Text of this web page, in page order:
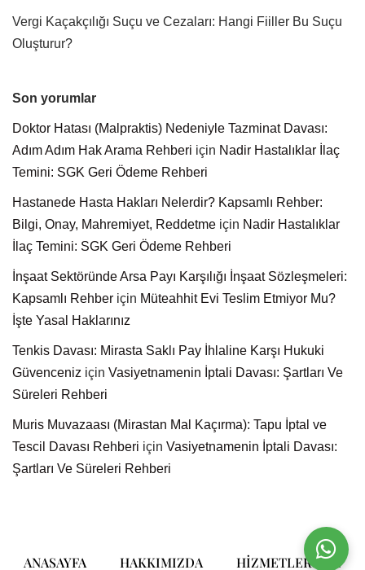
Vergi Kaçakçılığı Suçu ve Cezaları: Hangi Fiiller Bu Suçu
Oluşturur?
Son yorumlar
Doktor Hatası (Malpraktis) Nedeniyle Tazminat Davası:
Adım Adım Hak Arama Rehberi için Nadir Hastalıklar İlaç
Temini: SGK Geri Ödeme Rehberi
Hastanede Hasta Hakları Nelerdir? Kapsamlı Rehber:
Bilgi, Onay, Mahremiyet, Reddetme için Nadir Hastalıklar
İlaç Temini: SGK Geri Ödeme Rehberi
İnşaat Sektöründe Arsa Payı Karşılığı İnşaat Sözleşmeleri:
Kapsamlı Rehber için Müteahhit Evi Teslim Etmiyor Mu?
İşte Yasal Haklarınız
Tenkis Davası: Mirasta Saklı Pay İhlaline Karşı Hukuki
Güvenceniz için Vasiyetnamenin İptali Davası: Şartları Ve
Süreleri Rehberi
Muris Muvazaası (Mirastan Mal Kaçırma): Tapu İptal ve
Tescil Davası Rehberi için Vasiyetnamenin İptali Davası:
Şartları Ve Süreleri Rehberi
ANASAYFA HAKKIMIZDA HIZMETLERIMIZ